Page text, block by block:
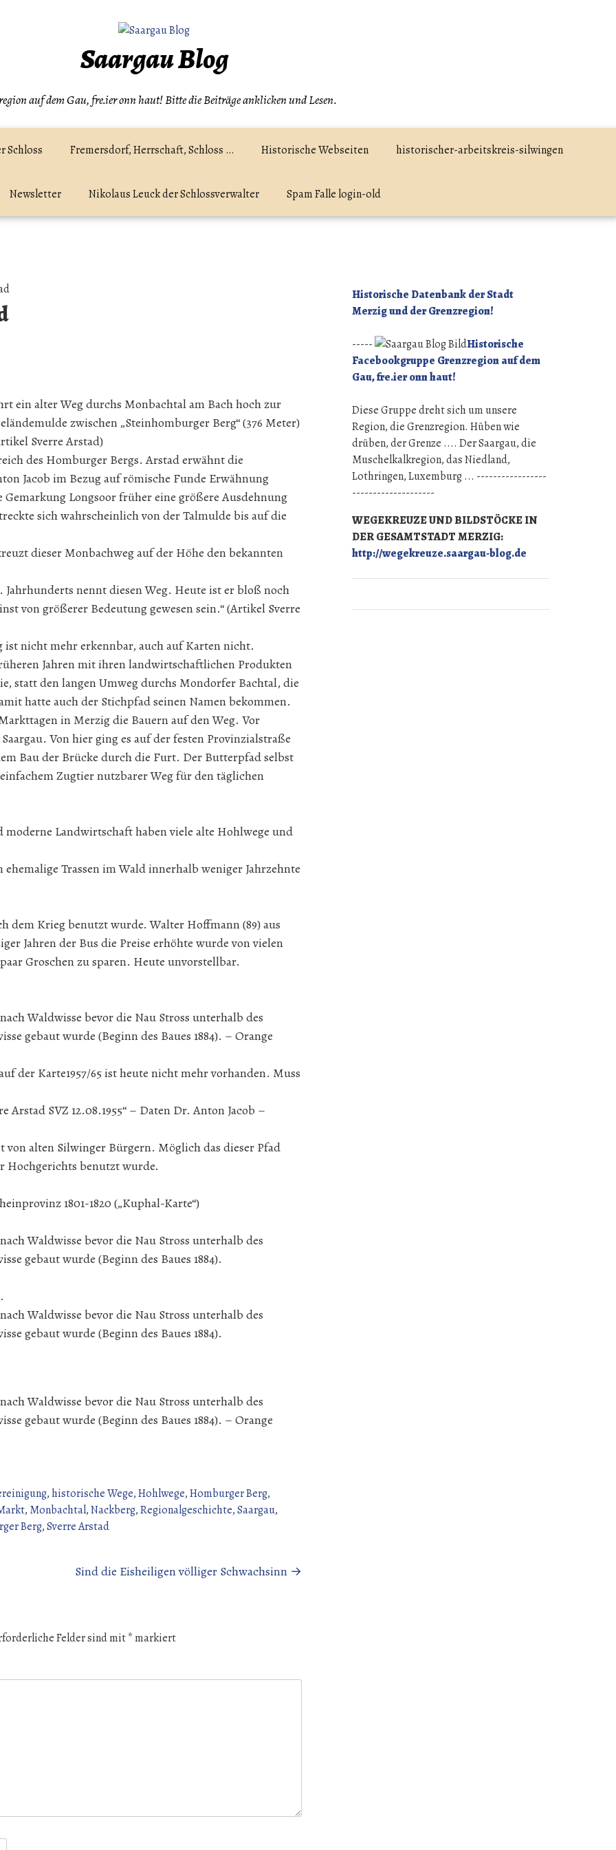
Saargau Blog
auf dem Gau, fre.ier onn haut! Bitte die Beiträge anklicken und Lesen.
Schloss Fremersdorf, Herrschaft, Schloss … Historische Webseiten historischer-arbeitskreis-silwingen
Newsletter Nikolaus Leuck der Schlossverwalter Spam Falle login-old
ein alter Weg durchs Monbachtal am Bach hoch zur
zwischen „Steinhomburger Berg“ (376 Meter)
Sverre Arstad)
des Homburger Bergs. Arstad erwähnt die
Jacob im Bezug auf römische Funde Erwähnung
Gemarkung Longsoor früher eine größere Ausdehnung
sich wahrscheinlich von der Talmulde bis auf die
dieser Monbachweg auf der Höhe den bekannten
nennt diesen Weg. Heute ist er bloß noch
von größerer Bedeutung gewesen sein.“ (Artikel Sverre
nicht mehr erkennbar, auch auf Karten nicht.
Jahren mit ihren landwirtschaftlichen Produkten
statt den langen Umweg durchs Mondorfer Bachtal, die
hatte auch der Stichpfad seinen Namen bekommen.
in Merzig die Bauern auf den Weg. Vor
Von hier ging es auf der festen Provinzialstraße
Bau der Brücke durch die Furt. Der Butterpfad selbst
Zugtier nutzbarer Weg für den täglichen
Landwirtschaft haben viele alte Hohlwege und
Trassen im Wald innerhalb weniger Jahrzehnte
dem Krieg benutzt wurde. Walter Hoffmann (89) aus
Jahren der Bus die Preise erhöhte wurde von vielen
Groschen zu sparen. Heute unvorstellbar.
Waldwisse bevor die Nau Stross unterhalb des
gebaut wurde (Beginn des Baues 1884). – Orange
der Karte1957/65 ist heute nicht mehr vorhanden. Muss
Arstad SVZ 12.08.1955“ – Daten Dr. Anton Jacob –
alten Silwinger Bürgern. Möglich das dieser Pfad
Hochgerichts benutzt wurde.
1801-1820 („Kuphal-Karte“)
Waldwisse bevor die Nau Stross unterhalb des
gebaut wurde (Beginn des Baues 1884).
Waldwisse bevor die Nau Stross unterhalb des
gebaut wurde (Beginn des Baues 1884).
Waldwisse bevor die Nau Stross unterhalb des
gebaut wurde (Beginn des Baues 1884). – Orange
, historische Wege,Hohlwege,Homburger Berg,
, Monbachtal,Nackberg,Regionalgeschichte,Saargau,
Berg,Sverre Arstad
Sind die Eisheiligen völliger Schwachsinn →
Felder sind mit* markiert
Historische Datenbank der Stadt
Merzig und der Grenzregion!
-----
Historische
Facebookgruppe Grenzregion auf dem
Gau, fre.ier onn haut!
Diese Gruppe dreht sich um unsere
Region, die Grenzregion. Hüben wie
drüben, der Grenze .... Der Saargau, die
Muschelkalkregion, das Niedland,
Lothringen, Luxemburg ... -----------------
--------------------
WEGEKREUZE UND BILDSTÖCKE IN
DER GESAMTSTADT MERZIG:
http://wegekreuze.saargau-blog.de